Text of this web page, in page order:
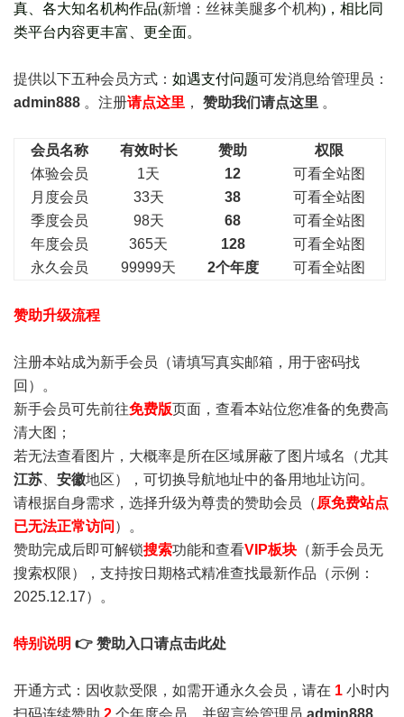
真、各大知名机构作品(新增：丝袜美腿多个机构)，相比同
类平台内容更丰富、更全面。
提供以下五种会员方式： 如遇支付问题可发消息给管理员：
admin888 。注册请点这里 ， 赞助我们请点这里 。
会员名称 有效时长 赞助
权限
体验会员
1天 12
可看全站图
月度会员
33天 38
可看全站图
季度会员
98天 68
可看全站图
年度会员
365天 128
可看全站图
永久会员
99999天 2个年度 可看全站图
赞助升级流程
注册本站成为新手会员 （请填写真实邮箱，用于密码找
回）。
新手会员可先前往免费版页面，查看本站位您准备的免费高
清大图；
若无法查看图片，大概率是所在区域屏蔽了图片域名（尤其
江苏
安徽地区），可切换导航地址中的备用地址访问。
请根据自身需求，选择升级为尊贵的赞助会员（ 原免费站点
已无法正常访问 ）。
赞助完成后即可解锁搜索功能和查看VIP板块 （新手会员无
搜索权限），支持按日期格式精准查找最新作品（示例：
2025.12.17）。
特别说明 👉 赞助入口请点击此处
开通方式：因收款受限，如需开通永久会员，请在 1 小时内
扫码连续赞助 2 个年度会员，并留言给管理员 admin888